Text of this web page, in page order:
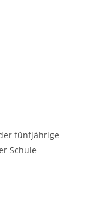
fünfjährige
Schule